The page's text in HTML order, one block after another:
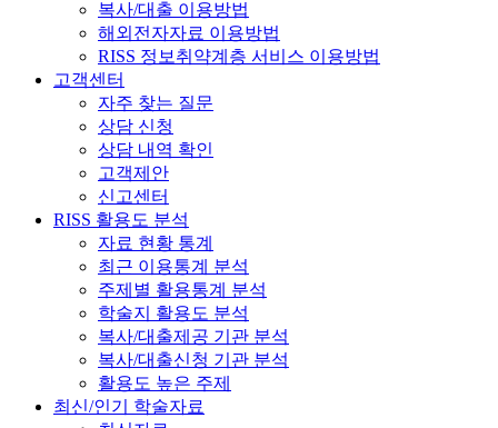
복사/대출 이용방법
해외전자자료 이용방법
RISS 정보취약계층 서비스 이용방법
고객센터
자주 찾는 질문
상담 신청
상담 내역 확인
고객제안
신고센터
RISS 활용도 분석
자료 현황 통계
최근 이용통계 분석
주제별 활용통계 분석
학술지 활용도 분석
복사/대출제공 기관 분석
복사/대출신청 기관 분석
활용도 높은 주제
최신/인기 학술자료